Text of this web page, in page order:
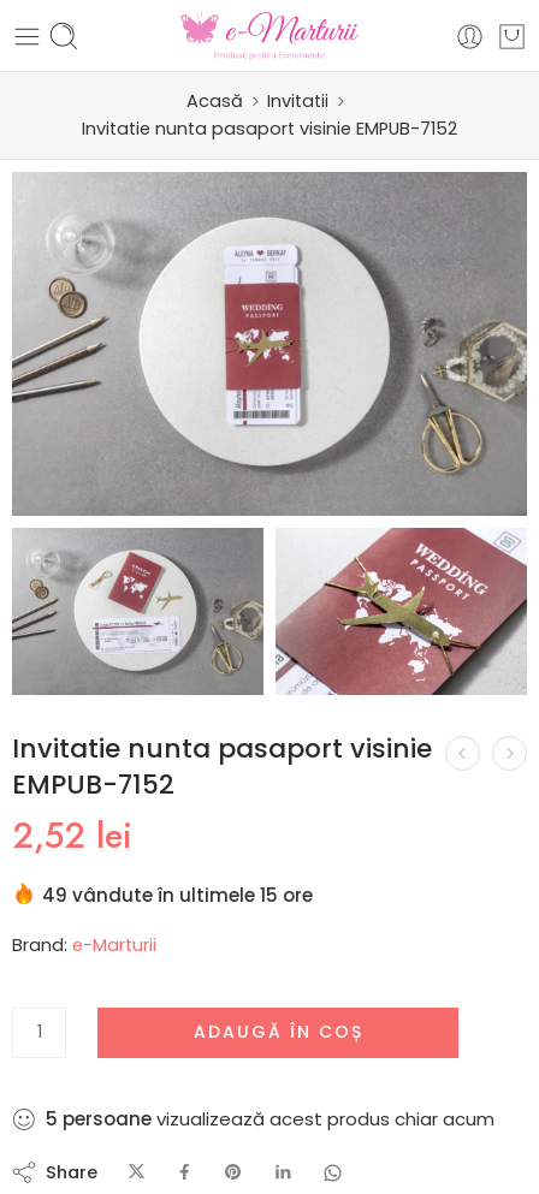
Acasă
Invitatii
Invitatie nunta pasaport visinie EMPUB-7152
Invitatie nunta pasaport visinie
EMPUB-7152
2,52 lei
49 vândute în ultimele 15 ore
Brand: e-Marturii
ADAUGĂ ÎN COȘ
5 persoanevizualizează acest produs chiar acum
Share